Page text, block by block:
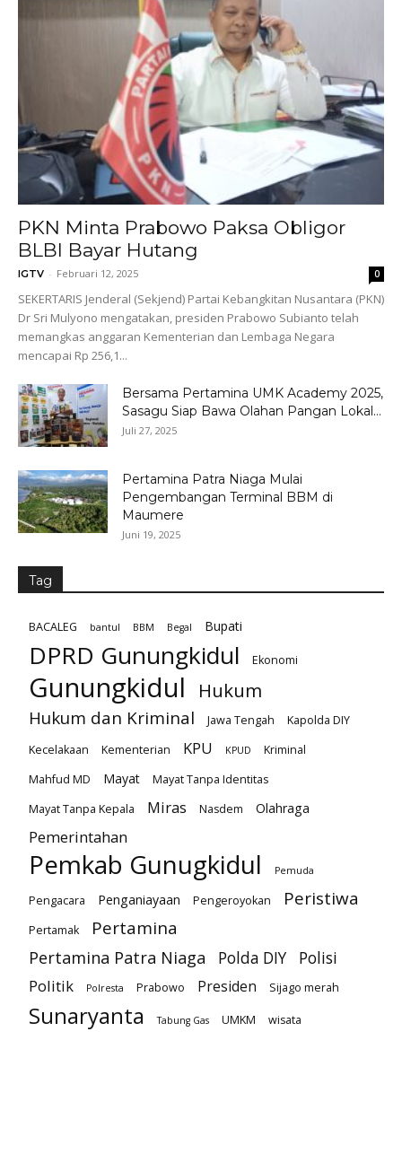
PKN Minta Prabowo Paksa Obligor
BLBI Bayar Hutang
IGTV - Februari 12, 2025 0
SEKERTARIS Jenderal (Sekjend) Partai Kebangkitan Nusantara (PKN)
Dr Sri Mulyono mengatakan, presiden Prabowo Subianto telah
memangkas anggaran Kementerian dan Lembaga Negara
mencapai Rp 256,1...
Bersama Pertamina UMK Academy 2025,
Sasagu Siap Bawa Olahan Pangan Lokal...
Juli 27, 2025
Pertamina Patra Niaga Mulai
Pengembangan Terminal BBM di
Maumere
Juni 19, 2025
Tag
BACALEG bantul BBM Begal Bupati
DPRD Gunungkidul Ekonomi
Gunungkidul Hukum
Hukum dan Kriminal Jawa Tengah
Kapolda DIY
Kecelakaan
Kementerian KPU KPUD
Kriminal
Mahfud MD
Mayat
Mayat Tanpa Identitas
Mayat Tanpa Kepala
Miras Nasdem Olahraga
Pemerintahan
Pemkab Gunugkidul Pemuda
Pengacara Penganiayaan Pengeroyokan Peristiwa
Pertamak Pertamina
Pertamina Patra Niaga Polda DIY
Polisi
Politik
Polresta Prabowo Presiden Sijago merah
Sunaryanta Tabung Gas UMKM wisata